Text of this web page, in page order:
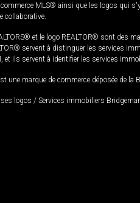
MLS® ainsi que les logos qui
collaborative.
et le logo REALTOR® sont des
servent à distinguer les services
et ils servent à identifier les services
une marque de commerce déposée de
ses logos / Services immobiliers